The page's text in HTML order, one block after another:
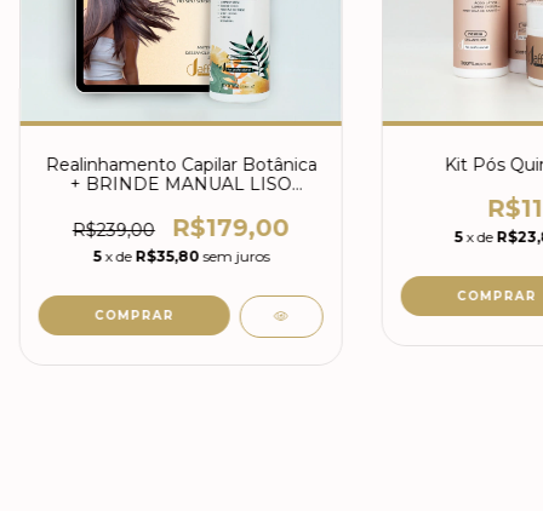
Realinhamento Capilar Botânica
+ BRINDE MANUAL LISO
R$239,00
R$179,00
5 x de R$35,80 sem juros
Kit Pós
5 x de